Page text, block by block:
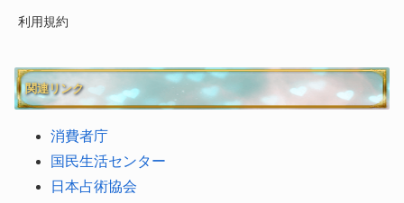
利用規約
関連リンク
消費者庁
国民生活センター
日本占術協会